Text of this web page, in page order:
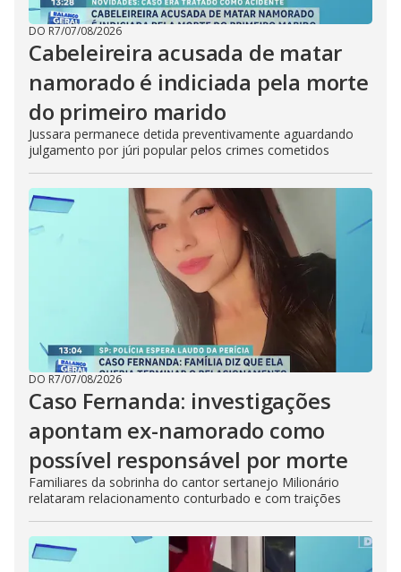
DO R7/07/08/2026
Cabeleireira acusada de matar
namorado é indiciada pela morte
do primeiro marido
Jussara permanece detida preventivamente aguardando
julgamento por júri popular pelos crimes cometidos
DO R7/07/08/2026
Caso Fernanda: investigações
apontam ex-namorado como
possível responsável por morte
Familiares da sobrinha do cantor sertanejo Milionário
relataram relacionamento conturbado e com traições